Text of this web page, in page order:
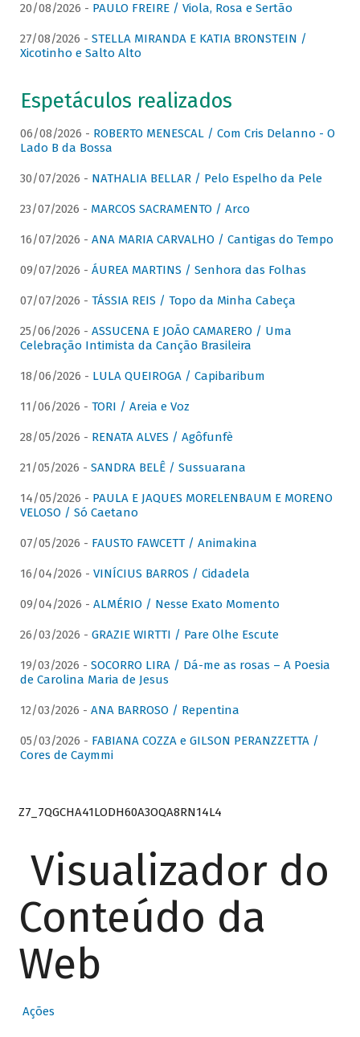
20/08/2026 - PAULO FREIRE / Viola, Rosa e Sertão
27/08/2026 - STELLA MIRANDA E KATIA BRONSTEIN /
Xicotinho e Salto Alto
Espetáculos realizados
06/08/2026 - ROBERTO MENESCAL / Com Cris Delanno - O
Lado B da Bossa
30/07/2026 - NATHALIA BELLAR / Pelo Espelho da Pele
23/07/2026 - MARCOS SACRAMENTO / Arco
16/07/2026 - ANA MARIA CARVALHO / Cantigas do Tempo
09/07/2026 - ÁUREA MARTINS / Senhora das Folhas
07/07/2026 - TÁSSIA REIS / Topo da Minha Cabeça
25/06/2026 - ASSUCENA E JOÃO CAMARERO / Uma
Celebração Intimista da Canção Brasileira
18/06/2026 - LULA QUEIROGA / Capibaribum
11/06/2026 - TORI / Areia e Voz
28/05/2026 - RENATA ALVES / Agôfunfè
21/05/2026 - SANDRA BELÊ / Sussuarana
14/05/2026 - PAULA E JAQUES MORELENBAUM E MORENO
VELOSO / Só Caetano
07/05/2026 - FAUSTO FAWCETT / Animakina
16/04/2026 - VINÍCIUS BARROS / Cidadela
09/04/2026 - ALMÉRIO / Nesse Exato Momento
26/03/2026 - GRAZIE WIRTTI / Pare Olhe Escute
19/03/2026 - SOCORRO LIRA / Dá-me as rosas – A Poesia
de Carolina Maria de Jesus
12/03/2026 - ANA BARROSO / Repentina
05/03/2026 - FABIANA COZZA e GILSON PERANZZETTA /
Cores de Caymmi
Z7_7QGCHA41LODH60A3OQA8RN14L4
Visualizador do
Conteúdo da
Web
Ações